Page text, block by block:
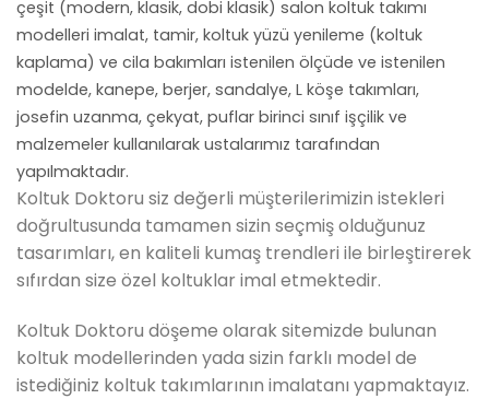
çeşit (modern, klasik, dobi klasik) salon koltuk takımı
modelleri imalat, tamir, koltuk yüzü yenileme (koltuk
kaplama) ve cila bakımları istenilen ölçüde ve istenilen
modelde, kanepe, berjer, sandalye, L köşe takımları,
josefin uzanma, çekyat, puflar birinci sınıf işçilik ve
malzemeler kullanılarak ustalarımız tarafından
yapılmaktadır.
Koltuk Doktoru siz değerli müşterilerimizin istekleri
doğrultusunda tamamen sizin seçmiş olduğunuz
tasarımları, en kaliteli kumaş trendleri ile birleştirerek
sıfırdan size özel koltuklar imal etmektedir.
Koltuk Doktoru döşeme olarak sitemizde bulunan
koltuk modellerinden yada sizin farklı model de
istediğiniz koltuk takımlarının imalatanı yapmaktayız.